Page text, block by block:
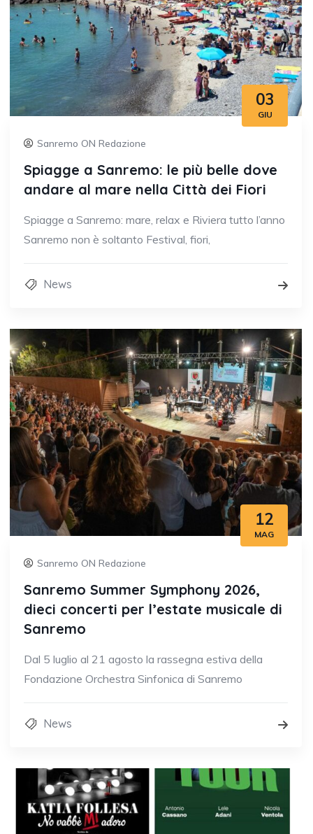
03
GIU
Sanremo ON Redazione
Spiagge a Sanremo: le più belle dove
andare al mare nella Città dei Fiori
Spiagge a Sanremo: mare, relax e Riviera tutto l’anno
Sanremo non è soltanto Festival, fiori,
News
12
MAG
Sanremo ON Redazione
Sanremo Summer Symphony 2026,
dieci concerti per l’estate musicale di
Sanremo
Dal 5 luglio al 21 agosto la rassegna estiva della
Fondazione Orchestra Sinfonica di Sanremo
News